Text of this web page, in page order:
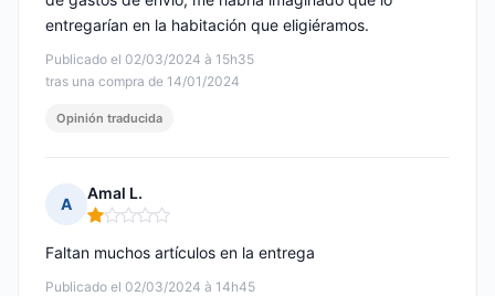
Publicado el 02/03/2024 à 15h35
tras una compra de 14/01/2024
entregarían en la habitación que eligiéramos.
Opinión traducida
A
Amal L.
Nota: 1 de 5
Publicado el 02/03/2024 à 14h45
Faltan muchos artículos en la entrega